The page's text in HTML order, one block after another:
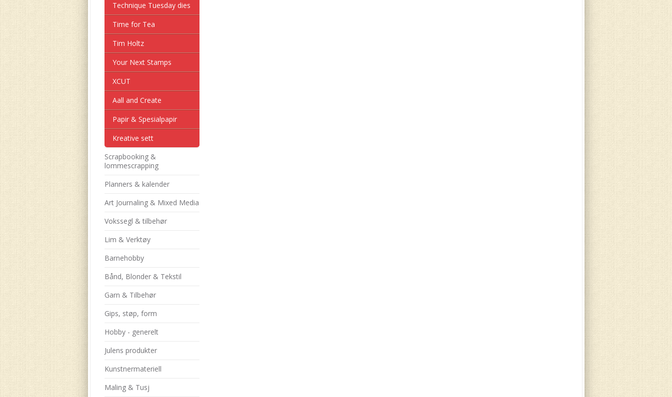
Technique Tuesday dies
Time for Tea
Tim Holtz
Your Next Stamps
XCUT
Aall and Create
Papir & Spesialpapir
Kreative sett
Scrapbooking &
lommescrapping
Planners & kalender
Art Journaling & Mixed Media
Vokssegl & tilbehør
Lim & Verktøy
Barnehobby
Bånd, Blonder & Tekstil
Garn & Tilbehør
Gips, støp, form
Hobby - generelt
Julens produkter
Kunstnermateriell
Maling & Tusj